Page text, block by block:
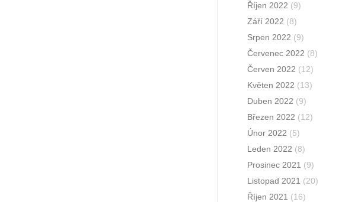
Říjen 2022 (9)
Září 2022 (8)
Srpen 2022 (9)
Červenec 2022 (8)
Červen 2022 (12)
Květen 2022 (13)
Duben 2022 (9)
Březen 2022 (12)
Únor 2022 (5)
Leden 2022 (8)
Prosinec 2021 (9)
Listopad 2021 (20)
Říjen 2021 (16)